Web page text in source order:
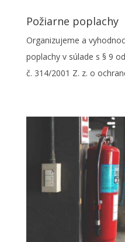
Požiarne poplachy
Organizujeme a
poplachy v súlade s § 9
č. 314/2001 Z. z. o